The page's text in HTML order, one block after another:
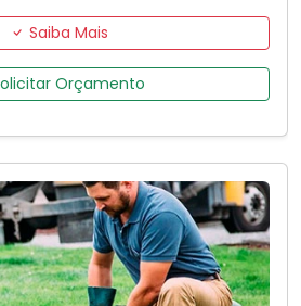
Saiba Mais
Orçamento